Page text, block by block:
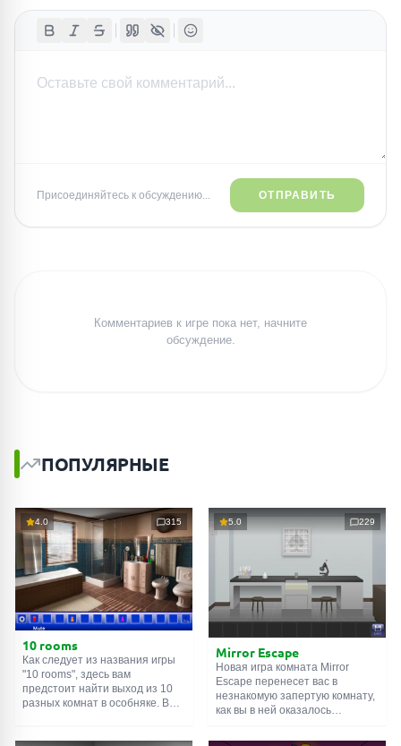
Присоединяйтесь к обсуждению... ОТПРАВИТЬ
Комментариев к игре пока нет, начните
обсуждение.
ПОПУЛЯРНЫЕ
4.0 315
10 rooms
Как следует из названия игры
"10 rooms", здесь вам
предстоит найти выход из 10
разных комнат в особняке. В
5.0 229
Mirror Escape
Новая игра комната Mirror
Escape перенесет вас в
незнакомую запертую комнату,
как вы в ней оказалось
смекалки попробуйте решить